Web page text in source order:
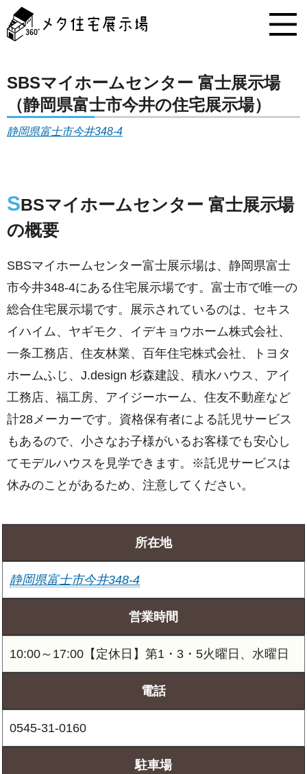
タ
住
示
場
ン
テ
キ
プ
SBSマイホームセンター 富士展示場
（静岡県富士市今井の住宅展示場）
静岡県富士市今井348-4
SBSマイホームセンター 富士展示場
の概要
SBSマイホームセンター富士展示場は、静岡県富士
市今井348-4にある住宅展示場です。富士市で唯一の
総合住宅展示場です。展示されているのは、セキス
イハイム、ヤギモク、イデキョウホーム株式会社、
一条工務店、住友林業、百年住宅株式会社、トヨタ
ホームふじ、J.design 杉森建設、積水ハウス、アイ
工務店、福工房、アイジーホーム、住友不動産など
計28メーカーです。資格保有者による託児サービス
もあるので、小さなお子様がいるお客様でも安心し
てモデルハウスを見学できます。※託児サービスは
休みのことがあるため、注意してください。
所在地
静岡県富士市今井348-4
営業時間
10:00～17:00【定休日】第1・3・5火曜日、水曜日
電話
0545-31-0160
駐車場